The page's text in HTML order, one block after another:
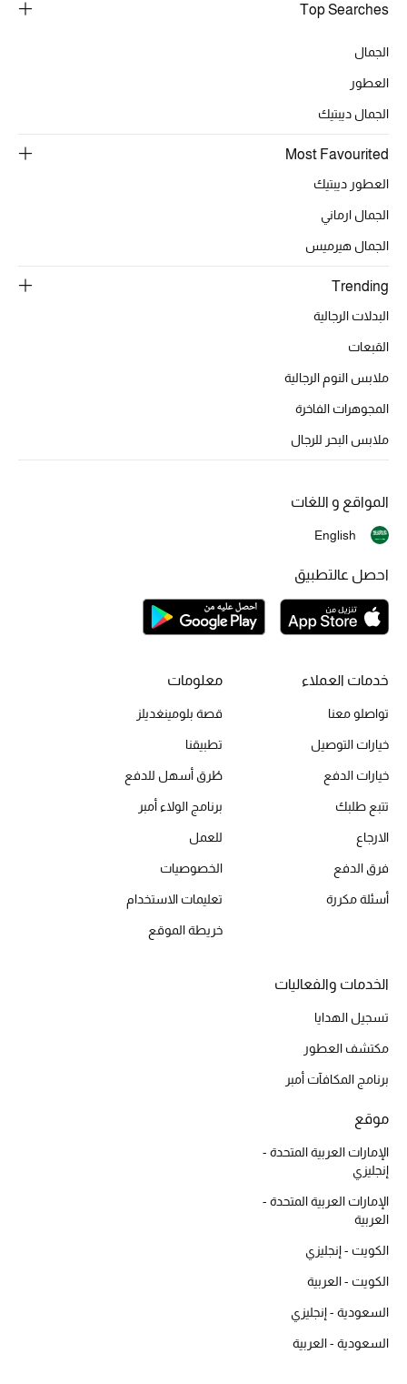
تشكيلة الأحذية
أحذية مختارة
جميع مستحضرات الجمال
الأكثر مبيعاً
مكتشف العطور
المكياج
العناية بالبشرة
مستحضرات العناية
مستحضرات الاستحمام والعناية بالجسم
العناية بالشعر
هدايا
دليل مستلزمات الجمال
أبرز الماركات
تسوقوا أحدث الماركات
الهدايا
ركن أناقة المنتجعات
حصريًا عبر الإنترنت
Top Searches
الجمال
العطور
الجمال ديبتيك
Most Favourited
العطور ديبتيك
الجمال ارماني
الجمال هيرميس
Trending
البدلات الرجالية
القبعات
ملابس النوم الرجالية
المجوهرات الفاخرة
ملابس البحر للرجال
خدمات العملاء
تواصلو معنا
خيارات التوصيل
خيارات الدفع
تتبع طلبك
الارجاع
فرق الدفع
أسئلة مكررة
معلومات
قصة بلومينغديلز
تطبيقنا
طُرق أسهل للدفع
برنامج الولاء أمبر
للعمل
الخصوصيات
تعليمات الاستخدام
خريطة الموقع
الخدمات والفعاليات
تسجيل الهدايا
مكتشف العطور
برنامج المكافآت أمبر
موقع
الإمارات العربية المتحدة -
إنجليزي
الإمارات العربية المتحدة -
العربية
الكويت - إنجليزي
الكويت - العربية
السعودية - إنجليزي
السعودية - العربية
المواقع و اللغات
English
احصل عالتطبيق